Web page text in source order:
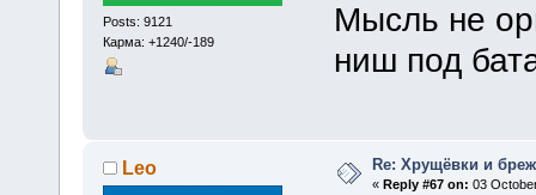
Posts: 9121
Карма: +1240/-189
Мысль не
ниш под
Leo Re: Хрущёвки и
«Reply #67 on: 03